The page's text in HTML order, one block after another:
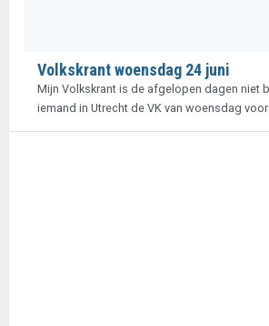
Volkskrant woensdag 24 juni
Mijn Volkskrant is de afgelopen dagen niet
iemand in Utrecht de VK van woensdag